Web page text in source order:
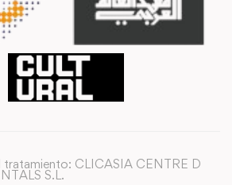
tratamiento: CLICASIA CENTRE D
S.L.